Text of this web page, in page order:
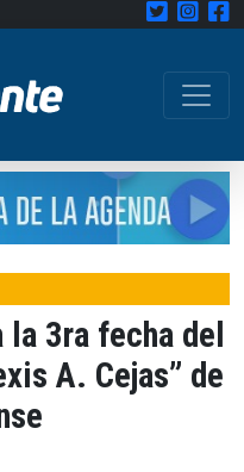
3ra fecha del
A. Cejas” de